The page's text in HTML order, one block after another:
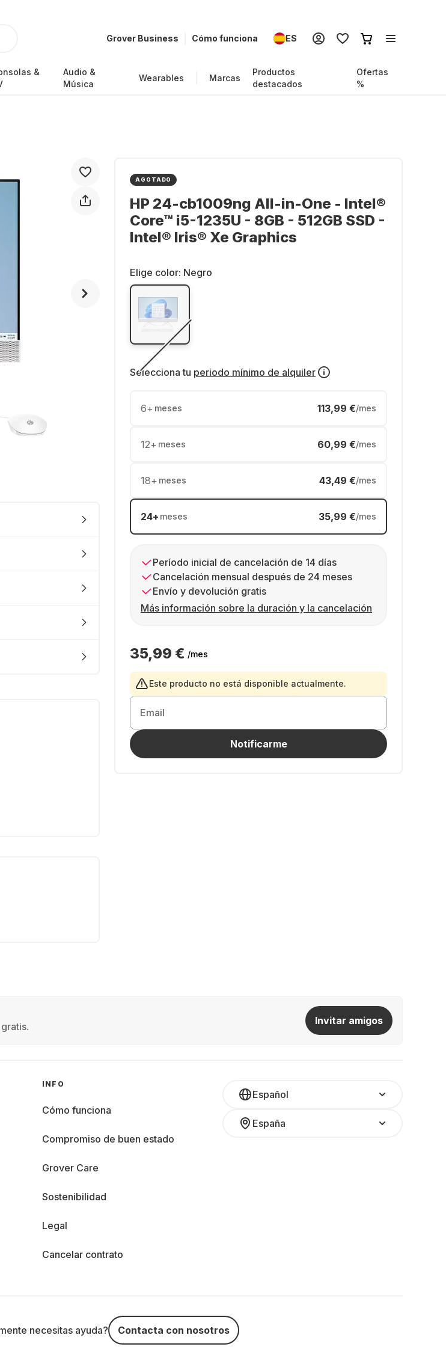
Grover Business Cómo funciona ES
&
Audio &
Música
Wearables Marcas
Productos
destacados
Ofertas
%
AGOTADO
HP 24-cb1009ng All-in-One - Intel®
Core™ i5-1235U - 8GB - 512GB SSD -
Intel® Iris® Xe Graphics
Elige color: Negro
Selecciona tu periodo mínimo de alquiler
6+ meses 113,99 €/mes
12+ meses 60,99 €/mes
18+ meses 43,49 €/mes
24+ meses 35,99 €/mes
Período inicial de cancelación de 14 días
Cancelación mensual después de 24 meses
Envío y devolución gratis
Más información sobre la duración y la cancelación
35,99 € /mes
Este producto no está disponible actualmente.
Email
Notificarme
Invitar amigos
Español
España
INFO
Cómo funciona
Compromiso de buen estado
Grover Care
Sostenibilidad
Legal
Cancelar contrato
necesitas ayuda? Contacta con nosotros